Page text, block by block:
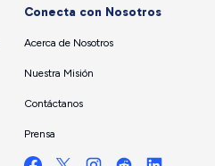
Conecta con Nosotros
Acerca de Nosotros
Nuestra Misión
Contáctanos
Prensa